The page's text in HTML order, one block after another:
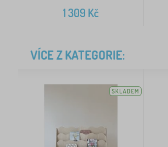
1 309 Kč
VÍCE Z KATEGORIE:
SKLADEM